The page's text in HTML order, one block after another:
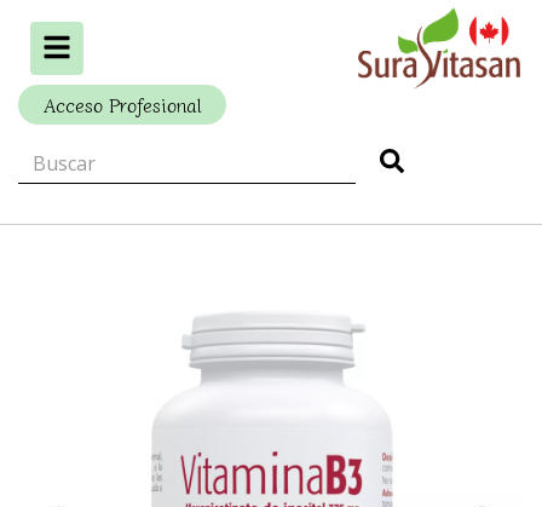
Alternar
navegación
Acceso Profesional